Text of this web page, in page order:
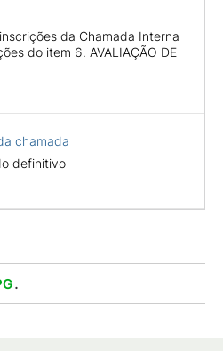
da Chamada Interna
do item 6. AVALIAÇÃO DE
chamada
definitivo
.